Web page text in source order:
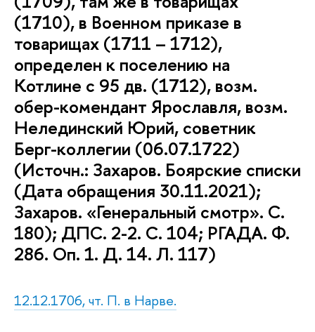
(1710), в Военном приказе в
товарищах (1711 – 1712),
определен к поселению на
Котлине с 95 дв. (1712), возм.
обер-комендант Ярославля, возм.
Нелединский Юрий, советник
Берг-коллегии (06.07.1722)
(Источн.: Захаров. Боярские списки
(Дата обращения 30.11.2021);
Захаров. «Генеральный смотр». С.
180); ДПС. 2-2. С. 104; РГАДА. Ф.
286. Оп. 1. Д. 14. Л. 117)
12.12.1706, чт. П. в Нарве.